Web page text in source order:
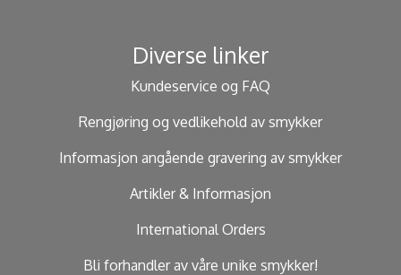
Diverse linker
Kundeservice og FAQ
Rengjøring og vedlikehold av smykker
Informasjon angående gravering av smykker
Artikler & Informasjon
International Orders
Bli forhandler av våre unike smykker!